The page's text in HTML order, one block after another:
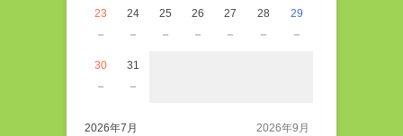
23
－
24
－
25
－
26
－
27
－
28
－
29
－
30
－
31
－
2026年7月 2026年9月